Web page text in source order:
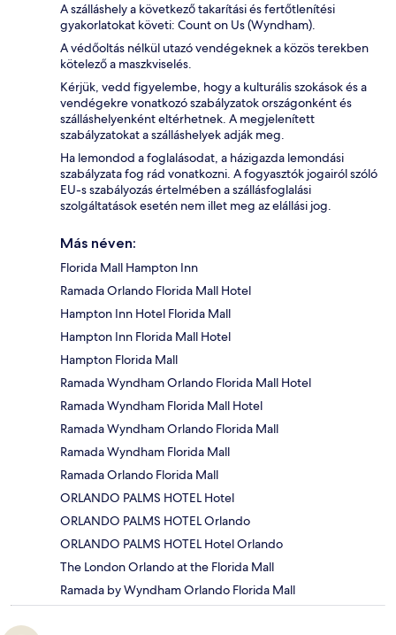
A szálláshely a következő takarítási és fertőtlenítési
gyakorlatokat követi: Count on Us (Wyndham).
A védőoltás nélkül utazó vendégeknek a közös terekben
kötelező a maszkviselés.
Kérjük, vedd figyelembe, hogy a kulturális szokások és a
vendégekre vonatkozó szabályzatok országonként és
szálláshelyenként eltérhetnek. A megjelenített
szabályzatokat a szálláshelyek adják meg.
Ha lemondod a foglalásodat, a házigazda lemondási
szabályzata fog rád vonatkozni. A fogyasztók jogairól szóló
EU-s szabályozás értelmében a szállásfoglalási
szolgáltatások esetén nem illet meg az elállási jog.
Más néven:
Florida Mall Hampton Inn
Ramada Orlando Florida Mall Hotel
Hampton Inn Hotel Florida Mall
Hampton Inn Florida Mall Hotel
Hampton Florida Mall
Ramada Wyndham Orlando Florida Mall Hotel
Ramada Wyndham Florida Mall Hotel
Ramada Wyndham Orlando Florida Mall
Ramada Wyndham Florida Mall
Ramada Orlando Florida Mall
ORLANDO PALMS HOTEL Hotel
ORLANDO PALMS HOTEL Orlando
ORLANDO PALMS HOTEL Hotel Orlando
The London Orlando at the Florida Mall
Ramada by Wyndham Orlando Florida Mall